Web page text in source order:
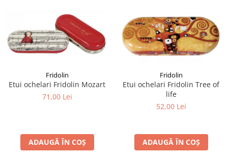
Fridolin
Etui ochelari Fridolin Mozart
71,00 Lei
ADAUGĂ ÎN COȘ
Fridolin
Etui ochelari Fridolin Tree of
life
52,00 Lei
ADAUGĂ ÎN COȘ